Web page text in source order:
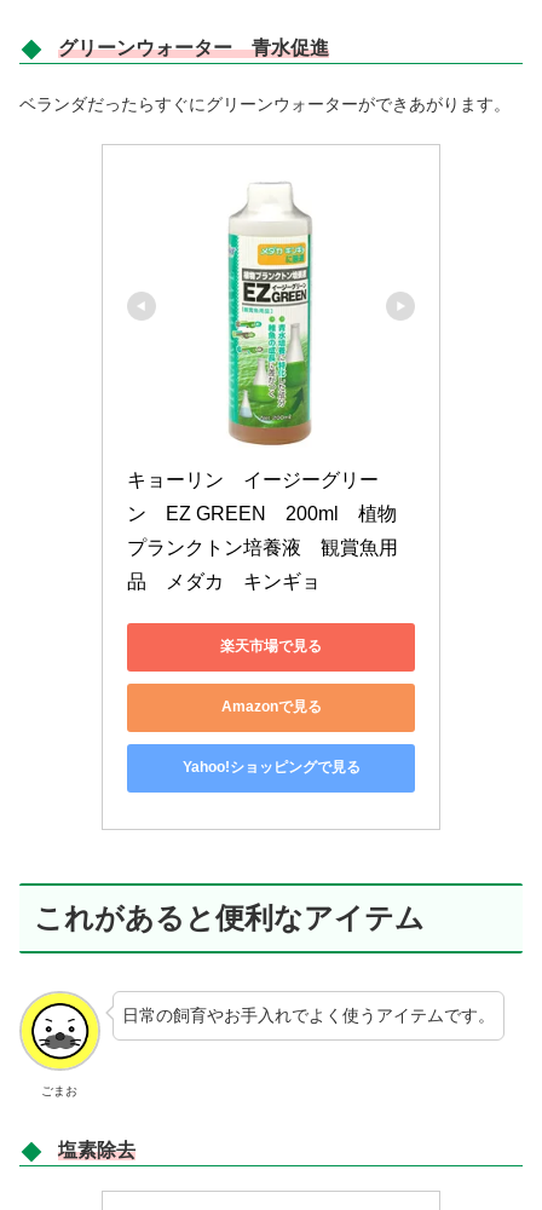
グリーンウォーター 青水促進
ベランダだったらすぐにグリーンウォーターができあがります。
キョーリン　イージーグリー
ン　EZ GREEN　200ml　植物
プランクトン培養液　観賞魚用
品　メダカ　キンギョ
楽天市場で見る
Amazonで見る
Yahoo!ショッピングで見る
これがあると便利なアイテム
ごまお
日常の飼育やお手入れでよく使うアイテムです。
塩素除去